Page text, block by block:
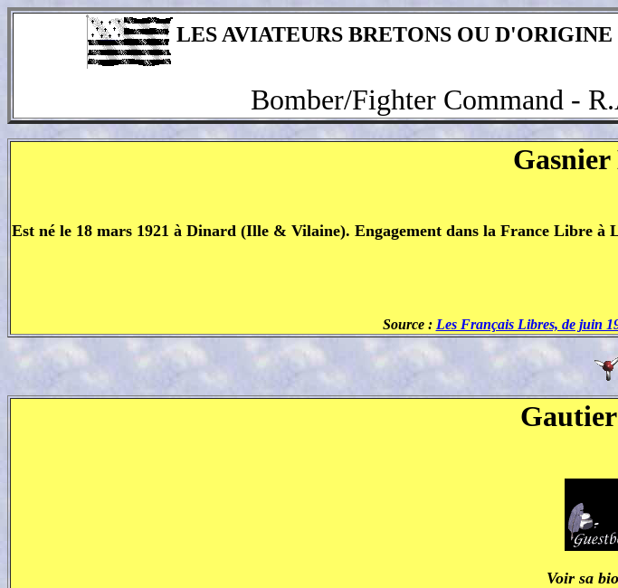
LES AVIATEURS BRETONS OU
Bomber/Fighter Command -
Est né le 18 mars 1921 à Dinard (Ille & Vilaine). Engagement dans la France Libre à
Source : Les Français Libres, de juin
Voir sa